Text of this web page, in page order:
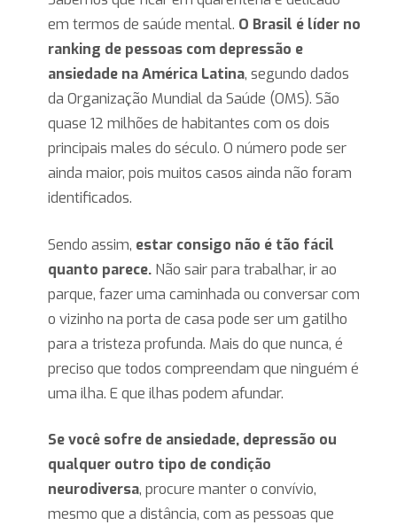
em termos de saúde mental. O Brasil é líder no
ranking de pessoas com depressão e
ansiedade na América Latina, segundo dados
da Organização Mundial da Saúde (OMS). São
quase 12 milhões de habitantes com os dois
principais males do século. O número pode ser
ainda maior, pois muitos casos ainda não foram
identificados.
Sendo assim, estar consigo não é tão fácil
quanto parece. Não sair para trabalhar, ir ao
parque, fazer uma caminhada ou conversar com
o vizinho na porta de casa pode ser um gatilho
para a tristeza profunda. Mais do que nunca, é
preciso que todos compreendam que ninguém é
uma ilha. E que ilhas podem afundar.
Se você sofre de ansiedade, depressão ou
qualquer outro tipo de condição
neurodiversa, procure manter o convívio,
mesmo que a distância, com as pessoas que